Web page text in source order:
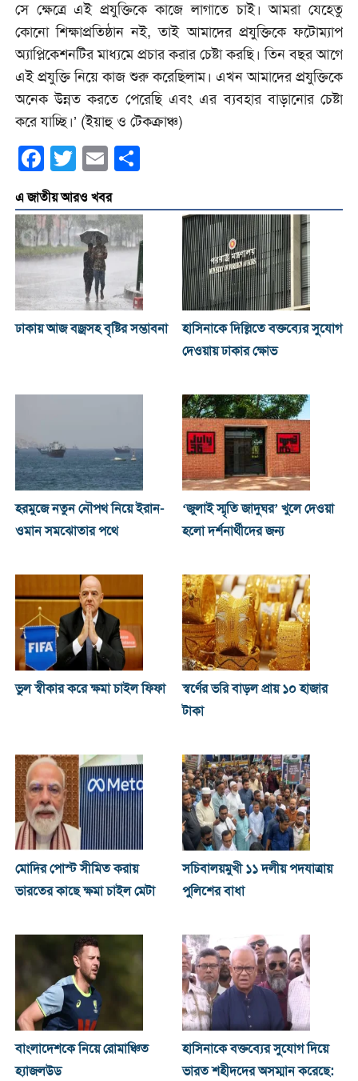
সে ক্ষেত্রে এই প্রযুক্তিকে কাজে লাগাতে চাই। আমরা যেহেতু
কোনো শিক্ষাপ্রতিষ্ঠান নই, তাই আমাদের প্রযুক্তিকে ফটোম্যাপ
অ্যাপ্লিকেশনটির মাধ্যমে প্রচার করার চেষ্টা করছি। তিন বছর আগে
এই প্রযুক্তি নিয়ে কাজ শুরু করেছিলাম। এখন আমাদের প্রযুক্তিকে
অনেক উন্নত করতে পেরেছি এবং এর ব্যবহার বাড়ানোর চেষ্টা
করে যাচ্ছি।’ (ইয়াহু ও টেকক্রাঞ্চ)
Facebook
Twitter Email
এ জাতীয় আরও খবর
ঢাকায় আজ বজ্রসহ বৃষ্টির সম্ভাবনা
হাসিনাকে দিল্লিতে বক্তব্যের সুযোগ
দেওয়ায় ঢাকার ক্ষোভ
হরমুজে নতুন নৌপথ নিয়ে ইরান-
ওমান সমঝোতার পথে
‘জুলাই স্মৃতি জাদুঘর’ খুলে দেওয়া
হলো দর্শনার্থীদের জন্য
ভুল স্বীকার করে ক্ষমা চাইল ফিফা
স্বর্ণের ভরি বাড়ল প্রায় ১০ হাজার
টাকা
মোদির পোস্ট সীমিত করায়
ভারতের কাছে ক্ষমা চাইল মেটা
সচিবালয়মুখী ১১ দলীয় পদযাত্রায়
পুলিশের বাধা
বাংলাদেশকে নিয়ে রোমাঞ্চিত
হ্যাজলউড
হাসিনাকে বক্তব্যের সুযোগ দিয়ে
ভারত শহীদদের অসম্মান করেছে: